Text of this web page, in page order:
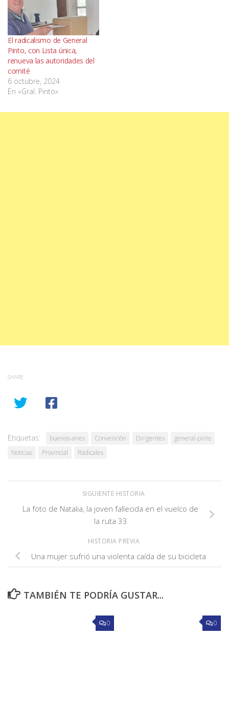
El radicalismo de General
Pinto, con Lista única,
renueva las autoridades del
comité
6 octubre, 2024
En «Gral. Pinto»
SHARE
Etiquetas: buenos-aires Convenciòn Dirigentes
general-pinto
Noticias
Provincial Radicales
SIGUIENTE HISTORIA
La foto de Natalia, la joven fallecida en el vuelco de
la ruta 33
HISTORIA PREVIA
Una mujer sufrió una violenta caída de su bicicleta
TAMBIÉN TE PODRÍA GUSTAR...
0 0